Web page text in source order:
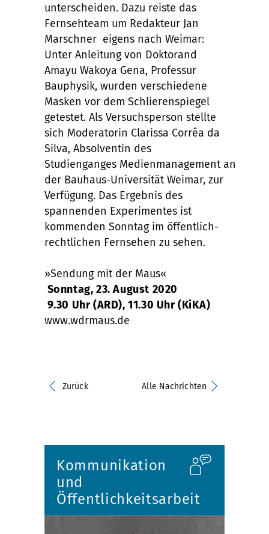
unterscheiden. Dazu reiste das
Fernsehteam um Redakteur Jan
Marschner eigens nach Weimar:
Unter Anleitung von Doktorand
Amayu Wakoya Gena, Professur
Bauphysik, wurden verschiedene
Masken vor dem Schlierenspiegel
getestet. Als Versuchsperson stellte
sich Moderatorin Clarissa Corrêa da
Silva, Absolventin des
Studienganges Medienmanagementan
der Bauhaus-Universität Weimar, zur
Verfügung. Das Ergebnis des
spannenden Experimentes ist
kommenden Sonntag im öffentlich-
rechtlichen Fernsehen zu sehen.
»Sendung mit der Maus«
Sonntag, 23. August 2020
9.30 Uhr (ARD), 11.30 Uhr (KiKA)
www.wdrmaus.de
Zurück Alle Nachrichten
Kommunikation
und
Öffentlichkeitsarbeit